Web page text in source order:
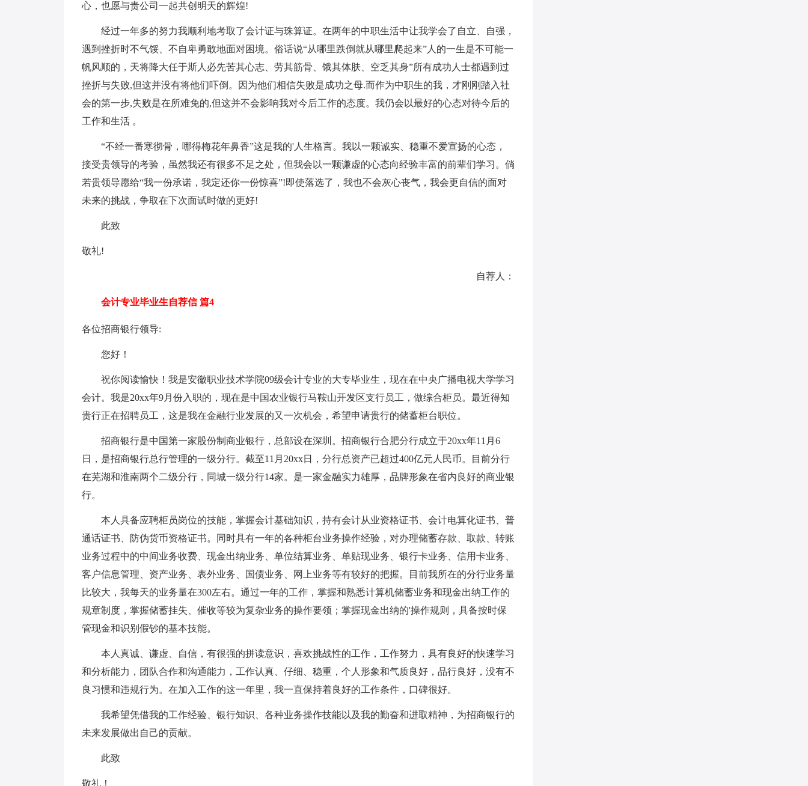
心，也愿与贵公司一起共创明天的辉煌!
经过一年多的努力我顺利地考取了会计证与珠算证。在两年的中职生活中让我学会了自立、自强，
遇到挫折时不气馁、不自卑勇敢地面对困境。俗话说“从哪里跌倒就从哪里爬起来”人的一生是不可能一
帆风顺的，天将降大任于斯人必先苦其心志、劳其筋骨、饿其体肤、空乏其身”所有成功人士都遇到过
挫折与失败,但这并没有将他们吓倒。因为他们相信失败是成功之母.而作为中职生的我，才刚刚踏入社
会的第一步,失败是在所难免的,但这并不会影响我对今后工作的态度。我仍会以最好的心态对待今后的
工作和生活 。
“不经一番寒彻骨，哪得梅花年鼻香”这是我的'人生格言。我以一颗诚实、稳重不爱宣扬的心态，
接受贵领导的考验，虽然我还有很多不足之处，但我会以一颗谦虚的心态向经验丰富的前辈们学习。倘
若贵领导愿给“我一份承诺，我定还你一份惊喜”!即使落选了，我也不会灰心丧气，我会更自信的面对
未来的挑战，争取在下次面试时做的更好!
此致
敬礼!
自荐人：
会计专业毕业生自荐信 篇4
各位招商银行领导:
您好！
祝你阅读愉快！我是安徽职业技术学院09级会计专业的大专毕业生，现在在中央广播电视大学学习
会计。我是20xx年9月份入职的，现在是中国农业银行马鞍山开发区支行员工，做综合柜员。最近得知
贵行正在招聘员工，这是我在金融行业发展的又一次机会，希望申请贵行的储蓄柜台职位。
招商银行是中国第一家股份制商业银行，总部设在深圳。招商银行合肥分行成立于20xx年11月6
日，是招商银行总行管理的一级分行。截至11月20xx日，分行总资产已超过400亿元人民币。目前分行
在芜湖和淮南两个二级分行，同城一级分行14家。是一家金融实力雄厚，品牌形象在省内良好的商业银
行。
本人具备应聘柜员岗位的技能，掌握会计基础知识，持有会计从业资格证书、会计电算化证书、普
通话证书、防伪货币资格证书。同时具有一年的各种柜台业务操作经验，对办理储蓄存款、取款、转账
业务过程中的中间业务收费、现金出纳业务、单位结算业务、单贴现业务、银行卡业务、信用卡业务、
客户信息管理、资产业务、表外业务、国债业务、网上业务等有较好的把握。目前我所在的分行业务量
比较大，我每天的业务量在300左右。通过一年的工作，掌握和熟悉计算机储蓄业务和现金出纳工作的
规章制度，掌握储蓄挂失、催收等较为复杂业务的操作要领；掌握现金出纳的'操作规则，具备按时保
管现金和识别假钞的基本技能。
本人真诚、谦虚、自信，有很强的拼读意识，喜欢挑战性的工作，工作努力，具有良好的快速学习
和分析能力，团队合作和沟通能力，工作认真、仔细、稳重，个人形象和气质良好，品行良好，没有不
良习惯和违规行为。在加入工作的这一年里，我一直保持着良好的工作条件，口碑很好。
我希望凭借我的工作经验、银行知识、各种业务操作技能以及我的勤奋和进取精神，为招商银行的
未来发展做出自己的贡献。
此致
敬礼！